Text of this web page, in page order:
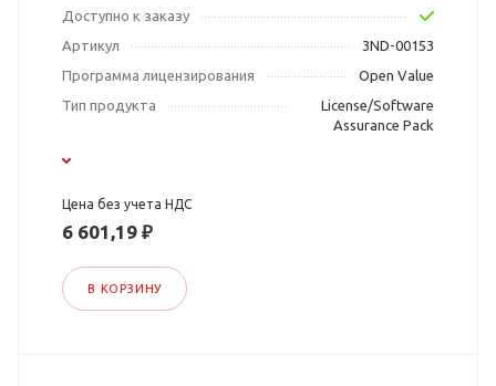
Доступно к заказу
Артикул
3ND-00153
Программа лицензирования
Open Value
Тип продукта
License/Software
Assurance Pack
Цена без учета НДС
6 601,19 ₽
В КОРЗИНУ